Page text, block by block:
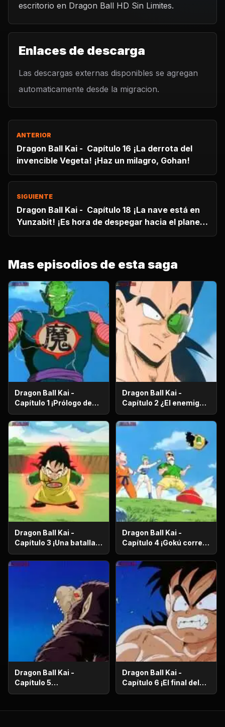
escritorio en Dragon Ball HD Sin Limites.
Enlaces de descarga
Las descargas externas disponibles se agregan
automaticamente desde la migracion.
ANTERIOR
Dragon Ball Kai - Capítulo 16 ¡La derrota del
invencible Vegeta! ¡Haz un milagro, Gohan!
SIGUIENTE
Dragon Ball Kai - Capítulo 18 ¡La nave está en
Yunzabit! ¡Es hora de despegar hacia el planeta
Namekusei!
Mas episodios de esta saga
Dragon Ball Kai -
Capítulo 1 ¡Prólogo de
batalla! ¡El regreso de
Gokú!
Dragon Ball Kai -
Capítulo 2 ¿El enemigo
es el hermano mayor de
Gokú? ¡El secreto de los
poderosos guerreros
Dragon Ball Kai -
Capítulo 3 ¡Una batalla
de vida o muerte! ¡El
ataque desesperado de
Dragon Ball Kai -
Capítulo 4 ¡Gokú corre
en el más allá! ¡El
camino de la serpiente
de un millón de
kilómetros!
Dragon Ball Kai -
Capítulo 5
¡Supervivencia en el
luna llena despierta a
Dragon Ball Kai -
Capítulo 6 ¡El final del
camino de la serpiente!
Kaio-Sama!